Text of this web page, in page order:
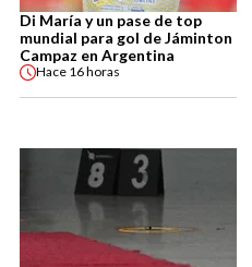
Di María y un pase de top
mundial para gol de Jáminton
Campaz en Argentina
Hace 16 horas